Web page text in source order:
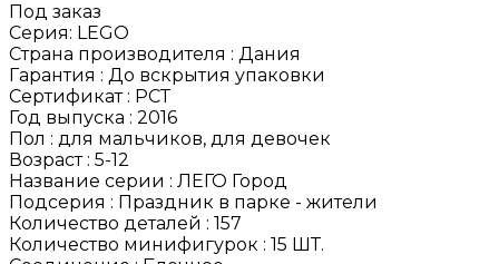
Под заказ
Серия: LEGO
Страна производителя : Дания
Гарантия : До вскрытия упаковки
Сертификат : РСТ
Год выпуска : 2016
Пол : для мальчиков, для девочек
Возраст : 5-12
Название серии : ЛЕГО Город
Подсерия : Праздник в парке - жители
Количество деталей : 157
Количество минифигурок : 15 ШТ.